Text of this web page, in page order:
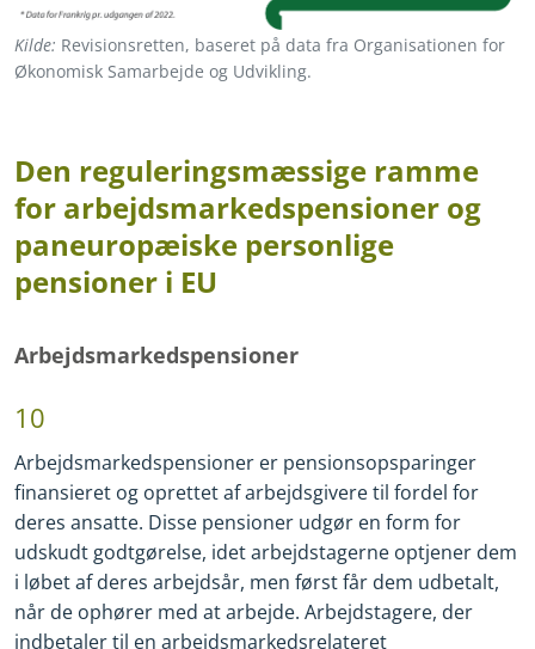
Kilde: Revisionsretten, baseret på data fra Organisationen for
Økonomisk Samarbejde og Udvikling.
Den reguleringsmæssige ramme
for arbejdsmarkedspensioner og
paneuropæiske personlige
pensioner i EU
Arbejdsmarkedspensioner
10
Arbejdsmarkedspensioner er pensionsopsparinger
finansieret og oprettet af arbejdsgivere til fordel for
deres ansatte. Disse pensioner udgør en form for
udskudt godtgørelse, idet arbejdstagerne optjener dem
i løbet af deres arbejdsår, men først får dem udbetalt,
når de ophører med at arbejde. Arbejdstagere, der
indbetaler til en arbejdsmarkedsrelateret